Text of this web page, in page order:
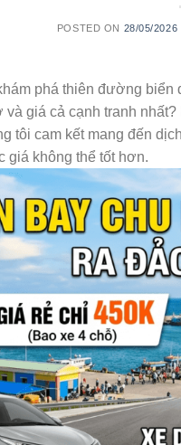
POSTED ON 28/05/2026
phá thiên đường
và giá cả cạnh tranh
tôi cam kết mang đến
giá không thể tốt hơn.